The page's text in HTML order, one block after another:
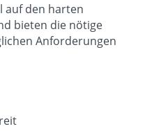
auf den harten
bieten die nötige
Anforderungen